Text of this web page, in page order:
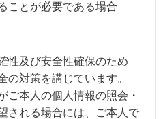
ことが必要である場合
性及び安全性確保のため
の対策を講じています。
ご本人の個人情報の照会・
される場合には、ご本人で